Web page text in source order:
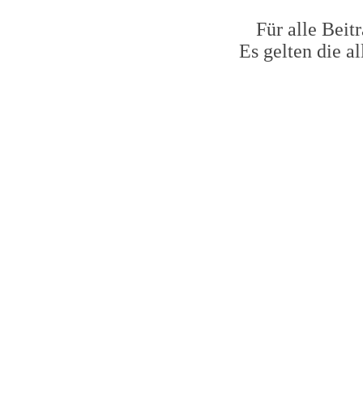
Für alle
Es gelten die